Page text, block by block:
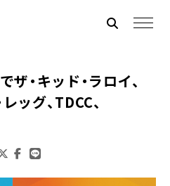
・キッド・ラロイ、
ッグ、TDCC、